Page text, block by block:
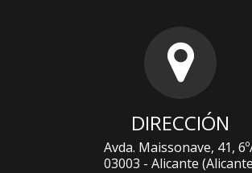
DIRECCIÓN
Avda. Maissonave, 41,
03003 - Alicante